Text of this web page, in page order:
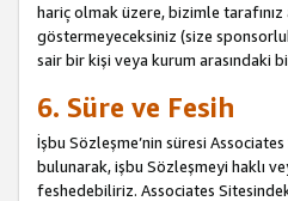
hariç olmak üzere, bizimle
göstermeyeceksiniz (size
sair bir kişi veya kurum arasındaki
6. Süre ve Fesih
İşbu Sözleşme’nin süresi
bulunarak, işbu Sözleşmeyi haklı
feshedebiliriz. Associates